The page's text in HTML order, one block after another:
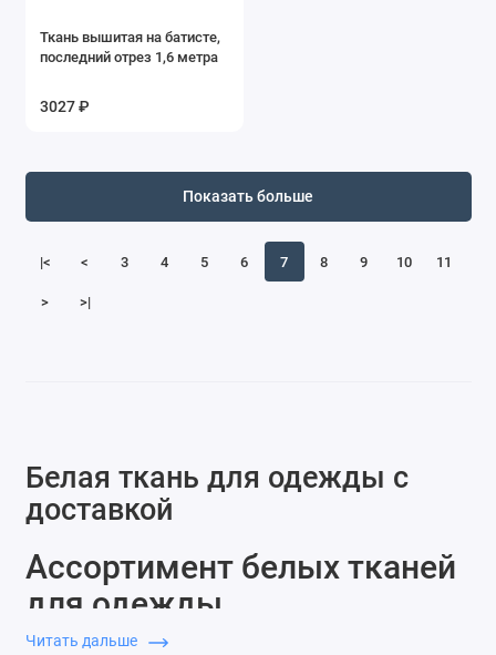
Ткань вышитая на батисте,
последний отрез 1,6 метра
3027 ₽
|< < 3 4 5 6 7 8 9 10 11
> >|
Показать больше
Белая ткань для одежды с
доставкой
Ассортимент белых тканей
для одежды
Белая ткань — базовый материал для пошива одежды
Читать дальше